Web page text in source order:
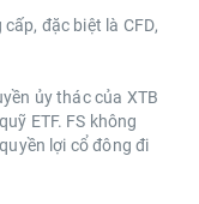
đặc biệt là CFD,
ủy thác của XTB
ETF. FS không
lợi cổ đông đi